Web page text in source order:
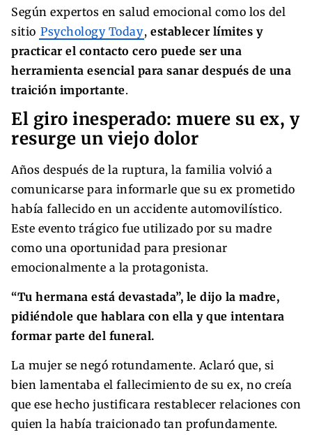
Según expertos en salud emocional como los del
sitio Psychology Today, establecer límites y
practicar el contacto cero puede ser una
herramienta esencial para sanar después de una
traición importante.
El giro inesperado: muere su ex, y
resurge un viejo dolor
Años después de la ruptura, la familia volvió a
comunicarse para informarle que su ex prometido
había fallecido en un accidente automovilístico.
Este evento trágico fue utilizado por su madre
como una oportunidad para presionar
emocionalmente a la protagonista.
“Tu hermana está devastada”, le dijo la madre,
pidiéndole que hablara con ella y que intentara
formar parte del funeral.
La mujer se negó rotundamente. Aclaró que, si
bien lamentaba el fallecimiento de su ex, no creía
que ese hecho justificara restablecer relaciones con
quien la había traicionado tan profundamente.